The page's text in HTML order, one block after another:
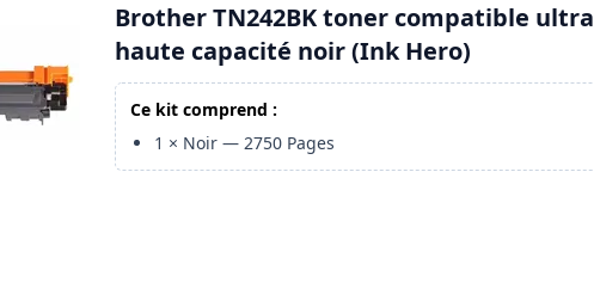
Brother TN242BK toner compatible ultra
haute capacité noir (Ink Hero)
Ce kit comprend :
1 × Noir —2750 Pages